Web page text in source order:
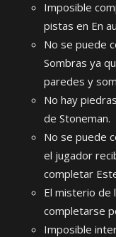
Imposible
pistas en En
No se puede
Sombras ya
paredes y
No hay
de Stoneman.
No se puede
el jugador
completar
El misterio de
completarse
Imposible